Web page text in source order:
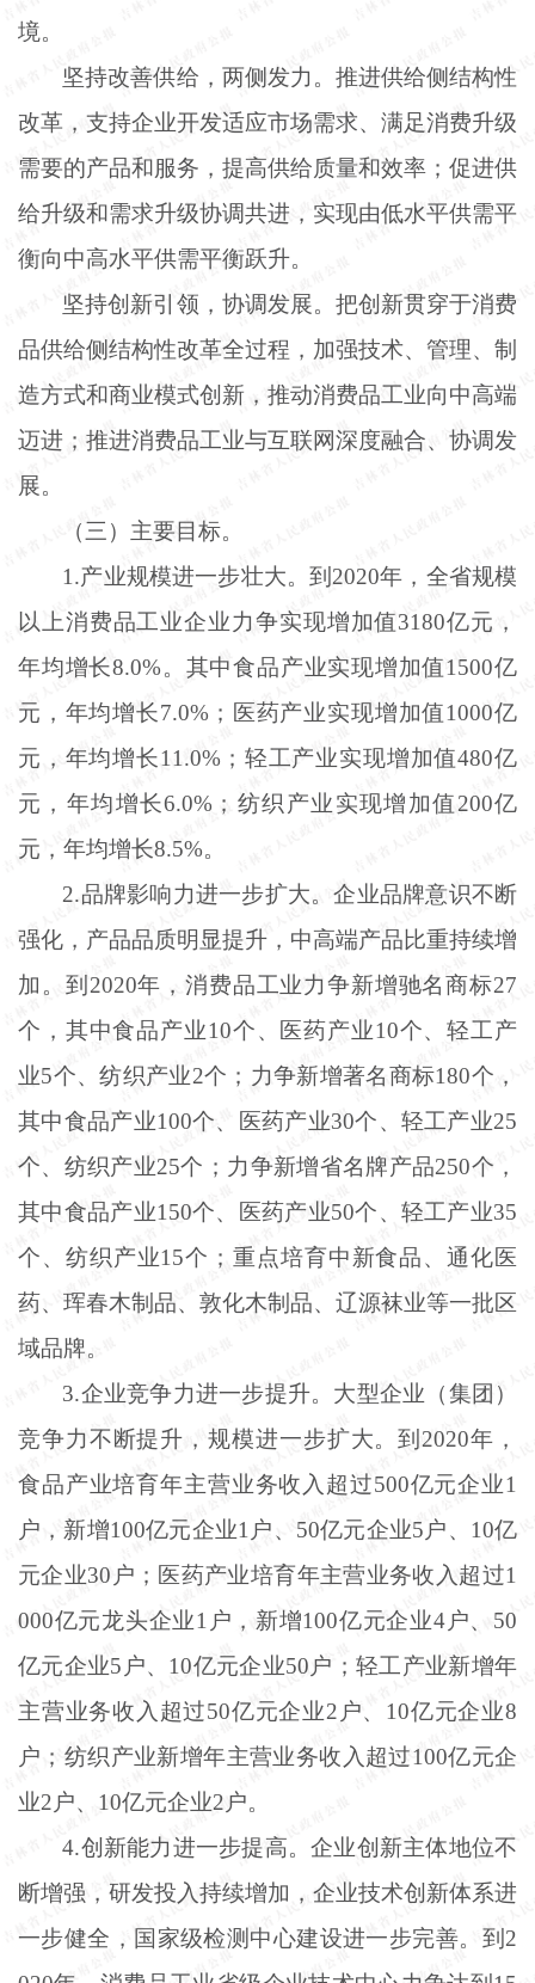
境。
坚持改善供给，两侧发力。推进供给侧结构性
改革，支持企业开发适应市场需求、满足消费升级
需要的产品和服务，提高供给质量和效率；促进供
给升级和需求升级协调共进，实现由低水平供需平
衡向中高水平供需平衡跃升。
坚持创新引领，协调发展。把创新贯穿于消费
品供给侧结构性改革全过程，加强技术、管理、制
造方式和商业模式创新，推动消费品工业向中高端
迈进；推进消费品工业与互联网深度融合、协调发
展。
（三）主要目标。
1.产业规模进一步壮大。到2020年，全省规模
以上消费品工业企业力争实现增加值3180亿元，
年均增长8.0%。其中食品产业实现增加值1500亿
元，年均增长7.0%；医药产业实现增加值1000亿
元，年均增长11.0%；轻工产业实现增加值480亿
元，年均增长6.0%；纺织产业实现增加值200亿
元，年均增长8.5%。
2.品牌影响力进一步扩大。企业品牌意识不断
强化，产品品质明显提升，中高端产品比重持续增
加。到2020年，消费品工业力争新增驰名商标27
个，其中食品产业10个、医药产业10个、轻工产
业5个、纺织产业2个；力争新增著名商标180个，
其中食品产业100个、医药产业30个、轻工产业25
个、纺织产业25个；力争新增省名牌产品250个，
其中食品产业150个、医药产业50个、轻工产业35
个、纺织产业15个；重点培育中新食品、通化医
药、珲春木制品、敦化木制品、辽源袜业等一批区
域品牌。
3.企业竞争力进一步提升。大型企业（集团）
竞争力不断提升，规模进一步扩大。到2020年，
食品产业培育年主营业务收入超过500亿元企业1
户，新增100亿元企业1户、50亿元企业5户、10亿
元企业30户；医药产业培育年主营业务收入超过1
000亿元龙头企业1户，新增100亿元企业4户、50
亿元企业5户、10亿元企业50户；轻工产业新增年
主营业务收入超过50亿元企业2户、10亿元企业8
户；纺织产业新增年主营业务收入超过100亿元企
业2户、10亿元企业2户。
4.创新能力进一步提高。企业创新主体地位不
断增强，研发投入持续增加，企业技术创新体系进
一步健全，国家级检测中心建设进一步完善。到2